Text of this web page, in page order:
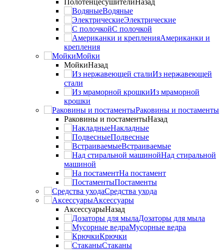
ПолотенцесушителиНазад
Водяные
Электрические
С полочкой
Американки и
крепления
Мойки
МойкиНазад
Из нержавеющей
стали
Из мраморной
крошки
Раковины и постаменты
Раковины и постаментыНазад
Накладные
Подвесные
Встраиваемые
Над стиральной
машиной
На постамент
Постаменты
Средства ухода
Аксессуары
АксессуарыНазад
Дозаторы для мыла
Мусорные ведра
Крючки
Стаканы